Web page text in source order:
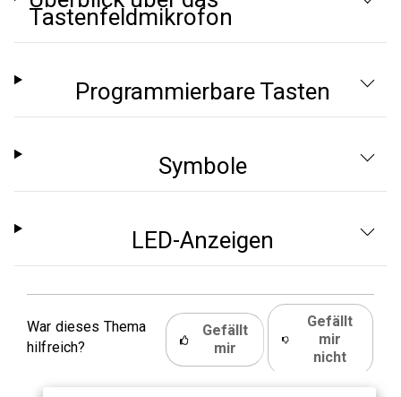
Tastenfeldmikrofon
Programmierbare Tasten
Symbole
LED-Anzeigen
War dieses Thema
hilfreich?
Gefällt
mir
Gefällt
mir
nicht